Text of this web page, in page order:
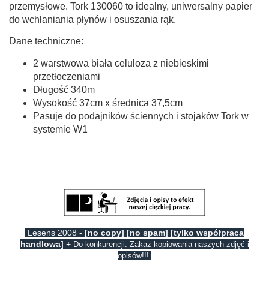
przemysłowe. Tork 130060 to idealny, uniwersalny papier
do wchłaniania płynów i osuszania rąk.
Dane techniczne:
2 warstwowa biała celuloza z niebieskimi
przetłoczeniami
Długość 340m
Wysokość 37cm x średnica 37,5cm
Pasuje do podajników ściennych i stojaków Tork w
systemie W1
Lesens 2008 - [no copy] [no spam] [tylko współpraca
handlowa] + Do konkurencji: Zakaz kopiowania naszych zdjęć i
opisów!!!